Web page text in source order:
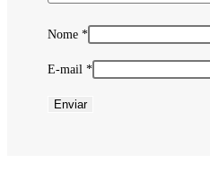
Nome *
E-mail *